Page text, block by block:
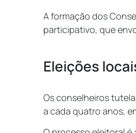
A formação dos
participativo, que
Eleições
Os conselheiros
a cada quatro anos,